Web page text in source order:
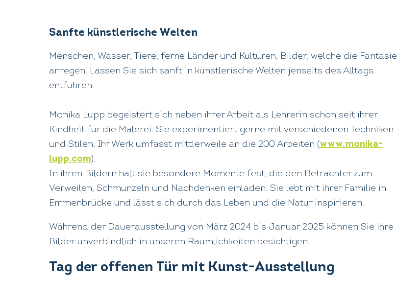
Sanfte künstlerische Welten
Menschen, Wasser, Tiere, ferne Länder und Kulturen, Bilder, welche die Fantasie
anregen. Lassen Sie sich sanft in künstlerische Welten jenseits des Alltags
entführen.
Monika Lupp begeistert sich neben ihrer Arbeit als Lehrerin schon seit ihrer
Kindheit für die Malerei. Sie experimentiert gerne mit verschiedenen Techniken
und Stilen. Ihr Werk umfasst mittlerweile an die 200 Arbeiten (www.monika-
lupp.com).
In ihren Bildern hält sie besondere Momente fest, die den Betrachter zum
Verweilen, Schmunzeln und Nachdenken einladen. Sie lebt mit ihrer Familie in
Emmenbrücke und lässt sich durch das Leben und die Natur inspirieren.
Während der Dauerausstellung von März 2024 bis Januar 2025 können Sie ihre
Bilder unverbindlich in unseren Räumlichkeiten besichtigen.
Tag der offenen Tür mit Kunst-Ausstellung